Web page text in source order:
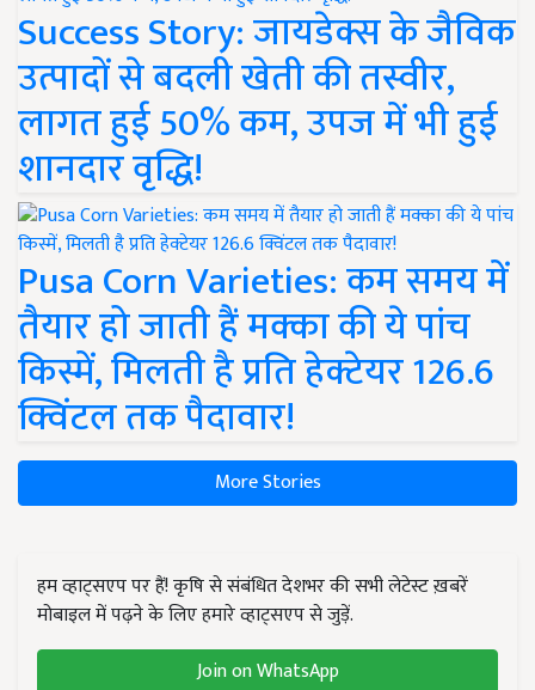
Success Story: जायडेक्स के जैविक
उत्पादों से बदली खेती की तस्वीर,
लागत हुई 50% कम, उपज में भी हुई
शानदार वृद्धि!
Pusa Corn Varieties: कम समय में
तैयार हो जाती हैं मक्का की ये पांच
किस्में, मिलती है प्रति हेक्टेयर 126.6
क्विंटल तक पैदावार!
More Stories
हम व्हाट्सएप पर हैं! कृषि से संबंधित देशभर की सभी लेटेस्ट ख़बरें
मोबाइल में पढ़ने के लिए हमारे व्हाट्सएप से जुड़ें.
Join on WhatsApp